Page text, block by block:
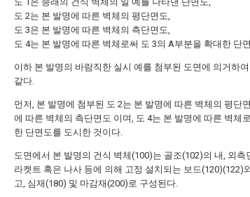
도 2는 본 발명에 따른 벽체의 평단면도,
도 3은 본 발명에 따른 벽체의 측단면도,
도 4는 본 발명에 따른 벽체로써 도 3의 A부분을 확대한 단
이하 본 발명의 바람직한 실시 예를 첨부된 도면에 의거하
같다.
먼저, 본 발명에 첨부된 도 2는 본 발명에 따른 벽체의 평단
에 따른 벽체의 측단면도 이며, 도 4는 본 발명에 따른 벽체
한 단면도를 도시한 것이다.
도면에서 본 발명의 건식 벽체(100)는 골조(102)의 내, 외측
라켓트 혹은 나사 등에 의해 고정 설치되는 보드(120)(122)
고, 심재(180) 및 마감재(200)로 구성된다.